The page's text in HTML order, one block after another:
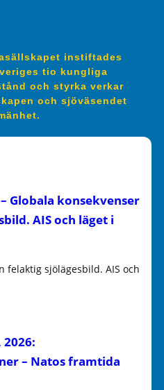
instiftades
tio kungliga
och styrka verkar
och sjöväsendet
Globala konsekvenser
AIS och läget i
felaktig sjölägesbild. AIS och
– Natos framtida